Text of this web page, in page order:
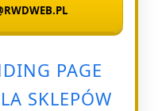
PAGE
SKLEPÓW